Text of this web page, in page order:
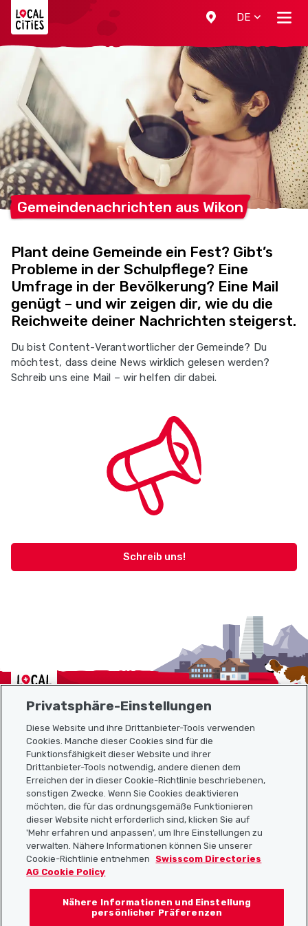
DE
Gemeindenachrichten aus Wikon
Plant deine Gemeinde ein Fest? Gibt’s
Probleme in der Schulpflege? Eine
Umfrage in der Bevölkerung? Eine Mail
genügt – und wir zeigen dir, wie du die
Reichweite deiner Nachrichten steigerst.
Du bist Content-Verantwortlicher der Gemeinde? Du
möchtest, dass deine News wirklich gelesen werden?
Schreib uns eine Mail – wir helfen dir dabei.
Schreib uns!
Localcities
Sitemap
Nützliche Links
Localcities App herunterladen
Folgt uns auf:
Privatsphäre-Einstellungen
Diese Website und ihre Drittanbieter-Tools verwenden
Cookies. Manche dieser Cookies sind für die
Funktionsfähigkeit dieser Website und ihrer
Drittanbieter-Tools notwendig, andere dienen dem
Erreichen der in dieser Cookie-Richtlinie beschriebenen,
sonstigen Zwecke. Wenn Sie Cookies deaktivieren
möchten, die für das ordnungsgemäße Funktionieren
dieser Website nicht erforderlich sind, klicken Sie auf
'Mehr erfahren und anpassen', um Ihre Einstellungen zu
verwalten. Nähere Informationen können Sie unserer
Cookie-Richtlinie entnehmen
Swisscom Directories
AG Cookie Policy
Nähere Informationen und Einstellung
persönlicher Präferenzen